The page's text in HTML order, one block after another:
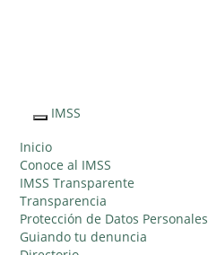
el IMSS al
Ciudadano"
Interruptor
Navegación
IMSS
Inicio
Conoce al IMSS
IMSS Transparente
Transparencia
Protección de Datos Personales
Guiando tu denuncia